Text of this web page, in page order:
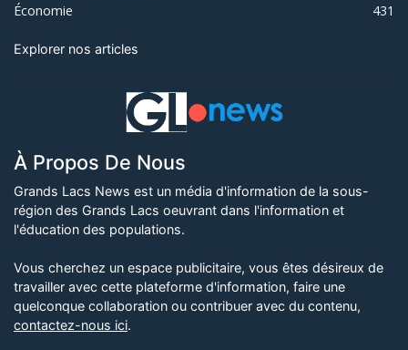
Économie
431
Explorer nos articles
À Propos De Nous
Grands Lacs News est un média d'information de la sous-
région des Grands Lacs oeuvrant dans l'information et
l'éducation des populations.
Vous cherchez un espace publicitaire, vous êtes désireux de
travailler avec cette plateforme d'information, faire une
quelconque collaboration ou contribuer avec du contenu,
contactez-nous ici.